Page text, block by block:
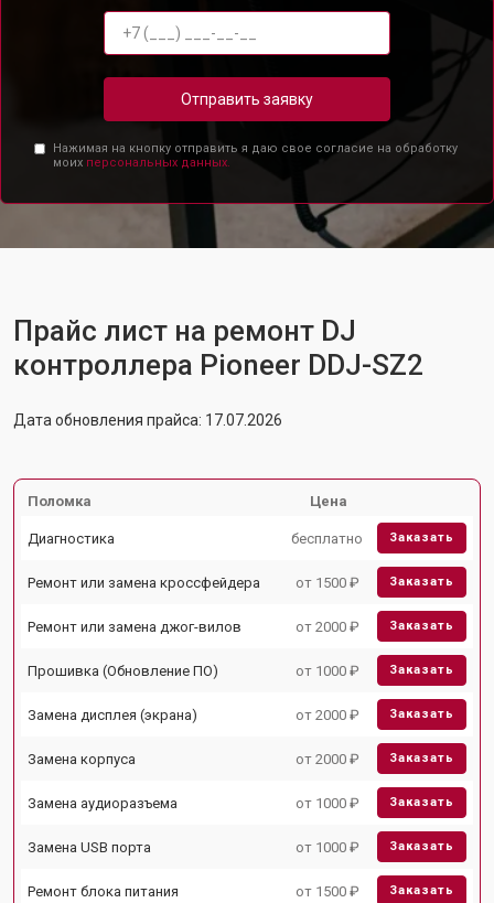
Отправить заявку
Нажимая на кнопку отправить я даю свое согласие на обработку
моих персональных данных.
Прайс лист на ремонт DJ
контроллера Pioneer DDJ-SZ2
Дата обновления прайса: 17.07.2026
Поломка Цена
Диагностика бесплатно Заказать
Ремонт или замена кроссфейдера от 1500 ₽ Заказать
Ремонт или замена джог-вилов от 2000 ₽ Заказать
Прошивка (Обновление ПО) от 1000 ₽ Заказать
Замена дисплея (экрана) от 2000 ₽ Заказать
Замена корпуса от 2000 ₽ Заказать
Замена аудиоразъема от 1000 ₽ Заказать
Замена USB порта от 1000 ₽ Заказать
Ремонт блока питания от 1500 ₽ Заказать